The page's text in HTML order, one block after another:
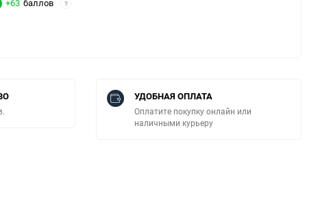
+63 баллов ?
УДОБНАЯ ОПЛАТА
Оплатите покупку онлайн или
наличными курьеру